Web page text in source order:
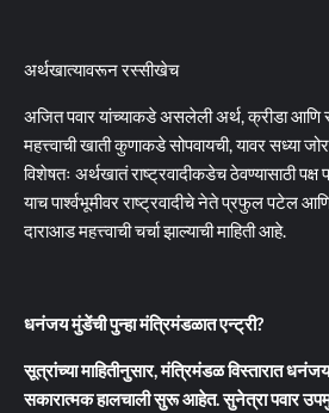
अर्थखात्यावरून रस्सीखेच
अजित पवार यांच्याकडे असलेली अर्थ, क्रीडा आणि
महत्त्वाची खाती कुणाकडे सोपवायची, यावर सध्या
विशेषतः अर्थखातं राष्ट्रवादीकडेच ठेवण्यासाठी
याच पार्श्वभूमीवर राष्ट्रवादीचे नेते प्रफुल पटेल
दाराआड महत्त्वाची चर्चा झाल्याची माहिती आहे.
धनंजय मुंडेंची पुन्हा मंत्रिमंडळात एन्ट्री?
सूत्रांच्या माहितीनुसार, मंत्रिमंडळ विस्तारात
सकारात्मक हालचाली सुरू आहेत. सुनेत्रा पवार